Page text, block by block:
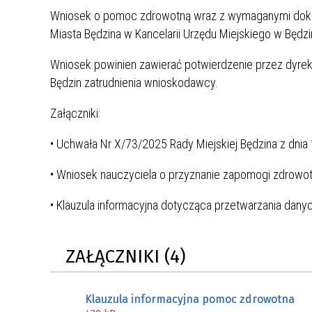
SZANSA – FORMY AKTYWNEGO
WSPARCIA OBSZARU
ZREWITALIZOWANEGO
BĘDZIŃSKA AKADEMIA MAŁEGO
SPORTOWCA
WZMOCNIENIE PROCESU
ŚLĄSKA
„METROPOLIA. PRZEZ PRYZMAT
WODY”
W
Wniosek o pomoc zdrowotną wraz z wymaganymi
Miasta Będzina w Kancelarii Urzędu Miejskiego w
Wniosek powinien zawierać potwierdzenie przez
Będzin zatrudnienia wnioskodawcy.
Załączniki:
• Uchwała Nr X/73/2025 Rady Miejskiej Będzina z
• Wniosek nauczyciela o przyznanie zapomogi
• Klauzula informacyjna dotycząca przetwarzania
ZAŁĄCZNIKI (4)
Klauzula informacyjna pomoc zdrowotna